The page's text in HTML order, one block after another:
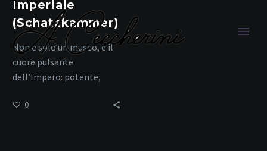
Imperiale
(Schatzkammer)
Non è solo un museo, è il
cuore pulsante
dell’Impero: potente,
0